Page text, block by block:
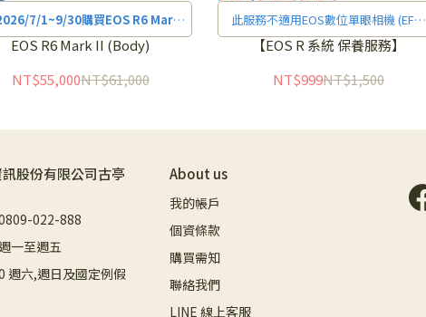
7/1~9/30購買EOS R6 Mark
身憑購買發票+保固卡，E-MAIL
詳細活動辦法請上活動網站
EOS R6 Mark II (Body)
NT$55,000NT$61,000
此服務不適用EOS數位單眼相機 (EF接
環)，下單前請確認規格說明之《適用機
【EOS R 系統 保養服務】
NT$999NT$1,500
股份有限公司古亭
022-888
一至週五
週六,週日及國定例假
About us
我的帳戶
個資條款
購買需知
聯絡我們
LINE 線上客服